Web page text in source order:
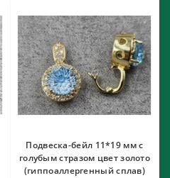
Подвеска-бейл 11*19 мм с
голубым стразом цвет золото
(гиппоаллергенный сплав)